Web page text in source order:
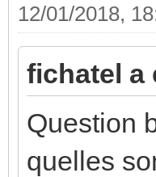
12/01/2018,
fichatel a
Question
quelles